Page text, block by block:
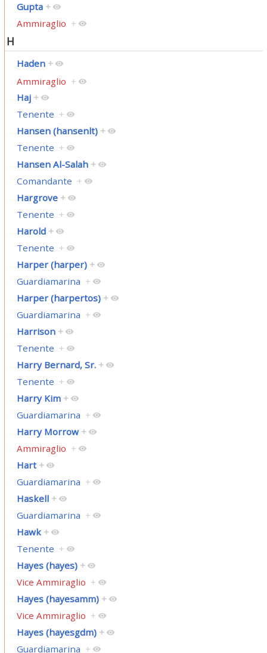
Gupta +
Ammiraglio +
H
Haden +
Ammiraglio +
Haj +
Tenente +
Hansen (hansenlt) +
Tenente +
Hansen Al-Salah +
Comandante +
Hargrove +
Tenente +
Harold +
Tenente +
Harper (harper) +
Guardiamarina +
Harper (harpertos) +
Guardiamarina +
Harrison +
Tenente +
Harry Bernard, Sr. +
Tenente +
Harry Kim +
Guardiamarina +
Harry Morrow +
Ammiraglio +
Hart +
Guardiamarina +
Haskell +
Guardiamarina +
Hawk +
Tenente +
Hayes (hayes) +
Vice Ammiraglio +
Hayes (hayesamm) +
Vice Ammiraglio +
Hayes (hayesgdm) +
Guardiamarina +